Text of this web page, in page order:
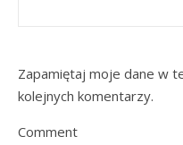
Zapamiętaj moje dane w
kolejnych komentarzy.
Comment